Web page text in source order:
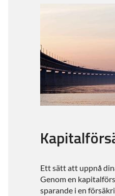
Ett sätt att uppnå
Genom en
sparande i en